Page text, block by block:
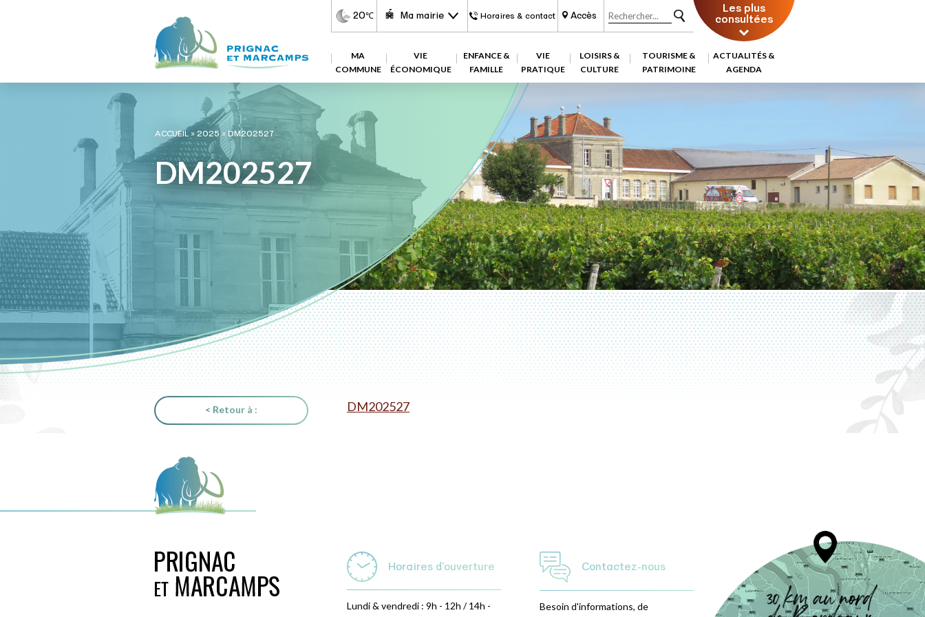
20℃ Ma mairie Horaires & contact Accès Les plus
consultées
MA
COMMUNE
VIE
ÉCONOMIQUE
ENFANCE &
FAMILLE
VIE
PRATIQUE
LOISIRS &
CULTURE
TOURISME &
PATRIMOINE
ACTUALITÉS &
AGENDA
ACCUEIL»2025»DM202527
DM202527
< Retour à : DM202527
Horaires d'ouverture
Lundi & vendredi : 9h - 12h / 14h -
Contactez-nous
Besoin d'informations, de